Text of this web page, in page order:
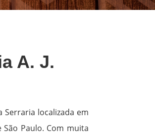
A. J.
Serraria localizada em
Paulo. Com muita